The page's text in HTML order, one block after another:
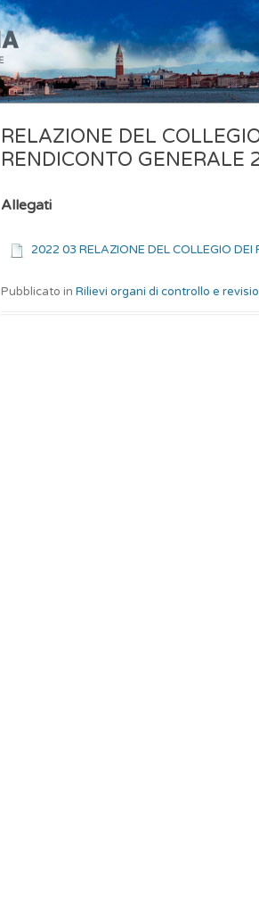
RELAZIONE DEL
RENDICONTO GENERALE
Allegati
2022 03 RELAZIONE DEL COLLEGIO
Pubblicato in Rilievi organi di controllo e